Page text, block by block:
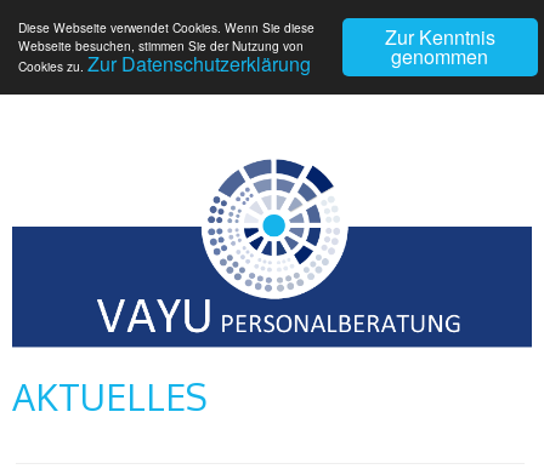
Zur Kenntnis
genommen
Diese Webseite verwendet Cookies. Wenn Sie diese
Webseite besuchen, stimmen Sie der Nutzung von
Cookies zu. Zur Datenschutzerklärung
AKTUELLES